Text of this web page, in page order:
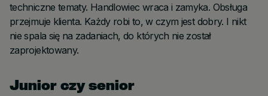
techniczne tematy. Handlowiec wraca i zamyka. Obsługa
przejmuje klienta. Każdy robi to, w czym jest dobry. I nikt
nie spala się na zadaniach, do których nie został
zaprojektowany.
Junior czy senior